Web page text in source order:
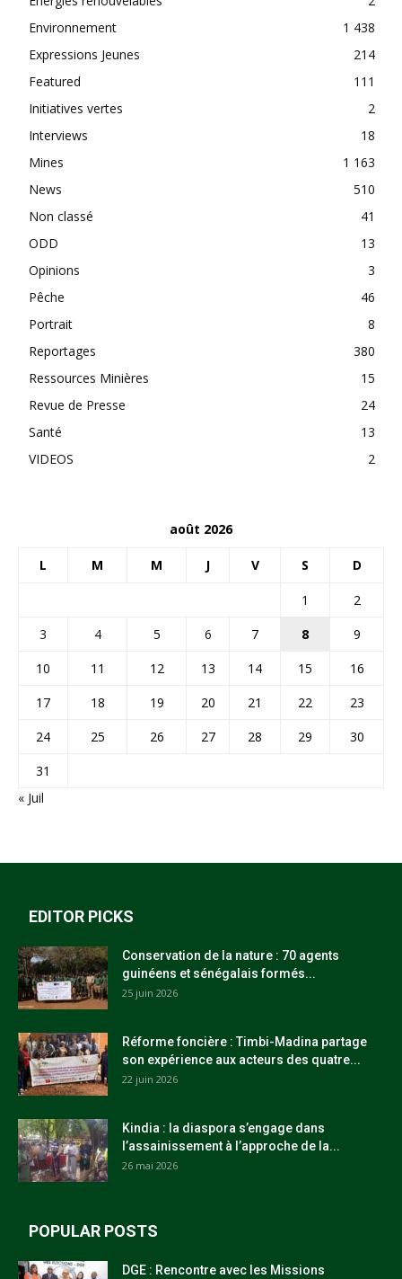
Environnement
1 438
Expressions Jeunes
214
Featured
111
Initiatives vertes
2
Interviews
18
Mines
1 163
News
510
Non classé
41
ODD
13
Opinions
3
Pêche
46
Portrait
8
Reportages
380
Ressources Minières
15
Revue de Presse
24
Santé
13
VIDEOS
2
août 2026
L M M J V S D
1
2
3
4 5 6 7 8
9
10
11 12 13 14 15
16
17
18 19 20 21 22
23
24
25 26 27 28 29
30
31
« Juil
EDITOR PICKS
Conservation de la nature : 70 agents
guinéens et sénégalais formés...
25 juin 2026
Réforme foncière : Timbi-Madina partage
son expérience aux acteurs des quatre...
22 juin 2026
Kindia : la diaspora s’engage dans
l’assainissement à l’approche de la...
26 mai 2026
POPULAR POSTS
DGE : Rencontre avec les Missions